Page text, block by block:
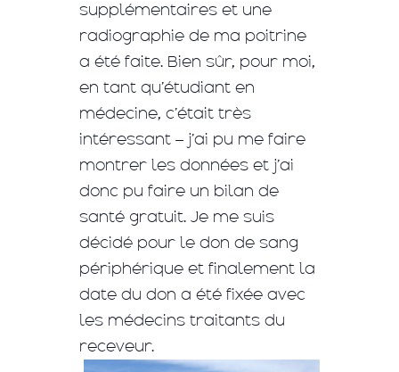
supplémentaires et une
radiographie de ma poitrine
a été faite. Bien sûr, pour moi,
en tant qu’étudiant en
médecine, c’était très
intéressant – j’ai pu me faire
montrer les données et j’ai
donc pu faire un bilan de
santé gratuit. Je me suis
décidé pour le don de sang
périphérique et finalement la
date du don a été fixée avec
les médecins traitants du
receveur.